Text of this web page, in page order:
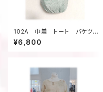
102A 巾着 トート バケツ
型 大島紬リメイク 春色 亀
甲柄 ウッドリング 5ポケット
¥6,800